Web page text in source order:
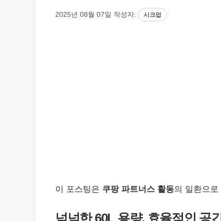
2025년 08월 07일 작성자: 시크업
이 포스팅은 쿠팡 파트너스 활동의 일환으
넉넉한 60L 용량, 효율적인 공